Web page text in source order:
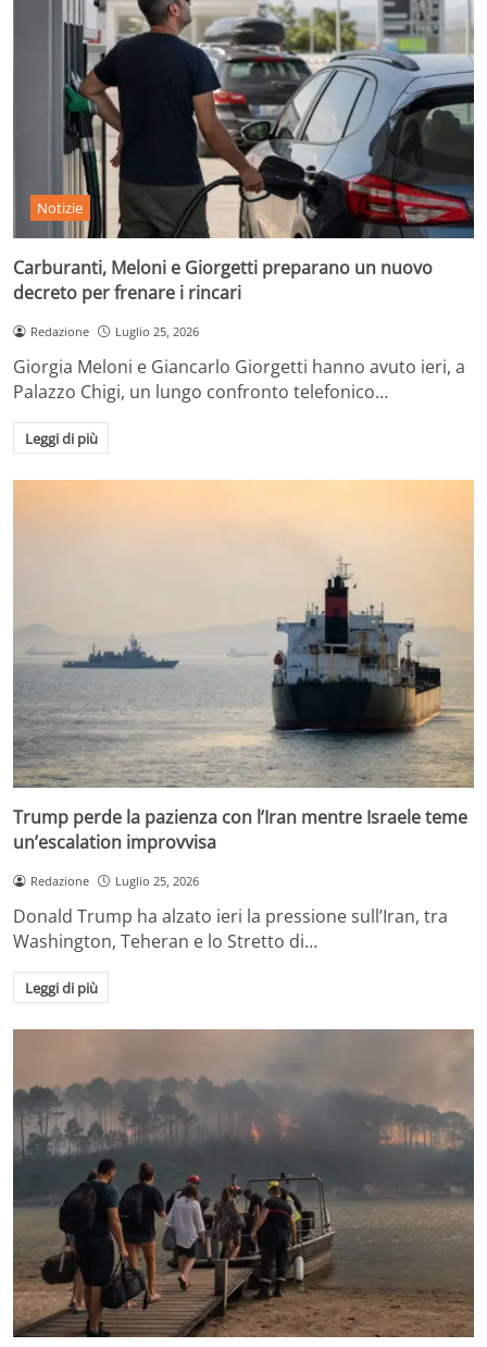
Notizie
Carburanti, Meloni e Giorgetti preparano un nuovo
decreto per frenare i rincari
Redazione Luglio 25, 2026
Giorgia Meloni e Giancarlo Giorgetti hanno avuto ieri, a
Palazzo Chigi, un lungo confronto telefonico…
Leggi di più
Trump perde la pazienza con l’Iran mentre Israele teme
un’escalation improvvisa
Redazione Luglio 25, 2026
Donald Trump ha alzato ieri la pressione sull’Iran, tra
Washington, Teheran e lo Stretto di…
Leggi di più